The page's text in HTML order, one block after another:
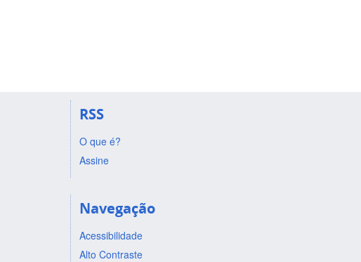
RSS
O que é?
Assine
Navegação
Acessibilidade
Alto Contraste